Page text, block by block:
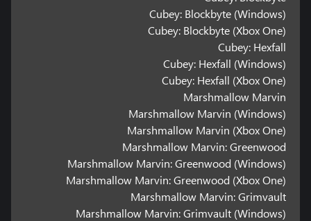
Cubey: Blockbyte (Windows)
Cubey: Blockbyte (Xbox One)
Cubey: Hexfall
Cubey: Hexfall (Windows)
Cubey: Hexfall (Xbox One)
Marshmallow Marvin
Marshmallow Marvin (Windows)
Marshmallow Marvin (Xbox One)
Marshmallow Marvin: Greenwood
Marshmallow Marvin: Greenwood (Windows)
Marshmallow Marvin: Greenwood (Xbox One)
Marshmallow Marvin: Grimvault
Marshmallow Marvin: Grimvault (Windows)